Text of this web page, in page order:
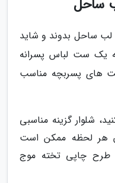
ساحل
لب ساحل بدوند و شاید
یک ست لباس پسرانه
های پسربچه مناسب
شلوار گزینه مناسبی
هر لحظه ممکن است
طرح چاپی تخته موج